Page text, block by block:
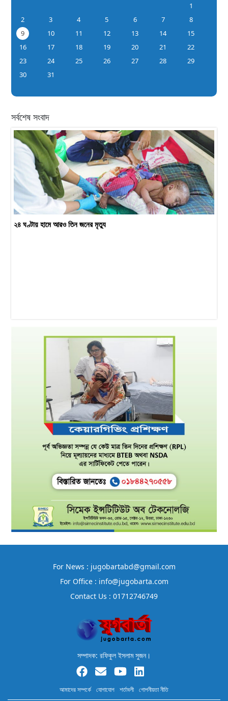
1
2
3 4 5 6 7
8
9
10 11 12 13 14
15
16
17 18 19 20 21
22
23
24 25 26 27 28
29
30
31
সর্বশেষ সংবাদ
২৪ ঘণ্টায় হামে আরও তিন জনের মৃত্যু
For News : jugobartabd@gmail.com
For Office : info@jugobarta.com
Contact Us : 01712746749
সম্পাদক: রফিকুল ইসলাম সুজন।
আমাদের সম্পর্কে যোগাযোগ শর্তাবলী গোপনীয়তা নীতি